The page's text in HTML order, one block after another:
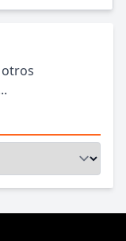
otros